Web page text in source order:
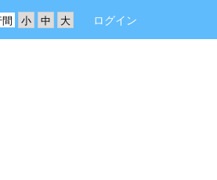
ログイン